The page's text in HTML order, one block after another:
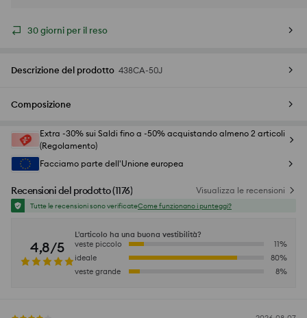
30 giorni per il reso
Descrizione del prodotto 438CA-50J
Composizione
Extra -30% sui Saldi fino a -50% acquistando almeno 2 articoli
(Regolamento)
Facciamo parte dell'Unione europea
Recensioni del prodotto(1176) Visualizza le recensioni
Tutte le recensioni sono verificateCome funzionano i punteggi?
4,8/5
L'articolo ha una buona vestibilità?
veste piccolo
11%
ideale
80%
veste grande
8%